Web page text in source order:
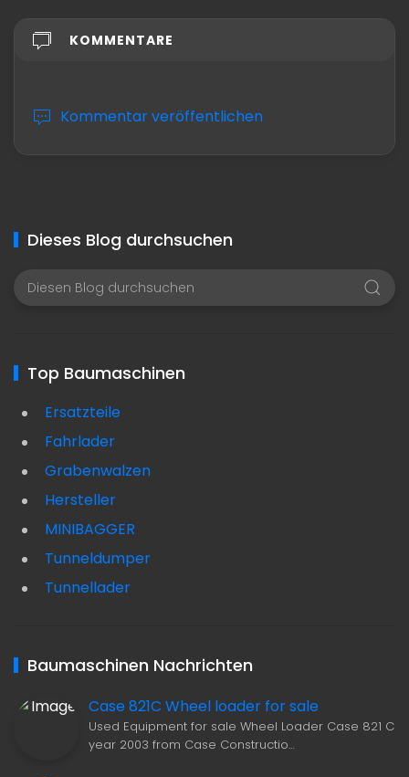
KOMMENTARE
Kommentar veröffentlichen
Dieses Blog durchsuchen
Top Baumaschinen
Ersatzteile
Fahrlader
Grabenwalzen
Hersteller
MINIBAGGER
Tunneldumper
Tunnellader
Baumaschinen Nachrichten
Case 821C Wheel loader for sale
Used Equipment for sale Wheel Loader Case 821 C
year 2003 from Case Constructio…